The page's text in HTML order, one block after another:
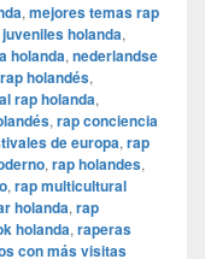
, mejores temas rap
holanda,
holanda, nederlandse
holandés,
rap holanda,
, rap conciencia
de europa, rap
, rap holandes,
, rap multicultural
holanda, rap
holanda, raperas
con más visitas